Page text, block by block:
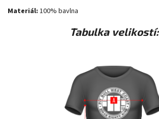
Materiál: 100% bavlna
Tabulka velikostí: